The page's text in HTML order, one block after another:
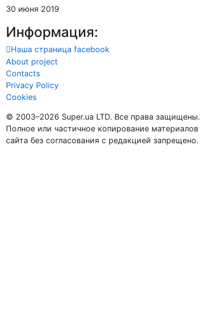
30 июня 2019
Информация:
Наша страница facebook
About project
Contacts
Privacy Policy
Cookies
© 2003–2026 Super.ua LTD. Все права защищены.
Полное или частичное копирование материалов
сайта без согласования с редакцией запрещено.